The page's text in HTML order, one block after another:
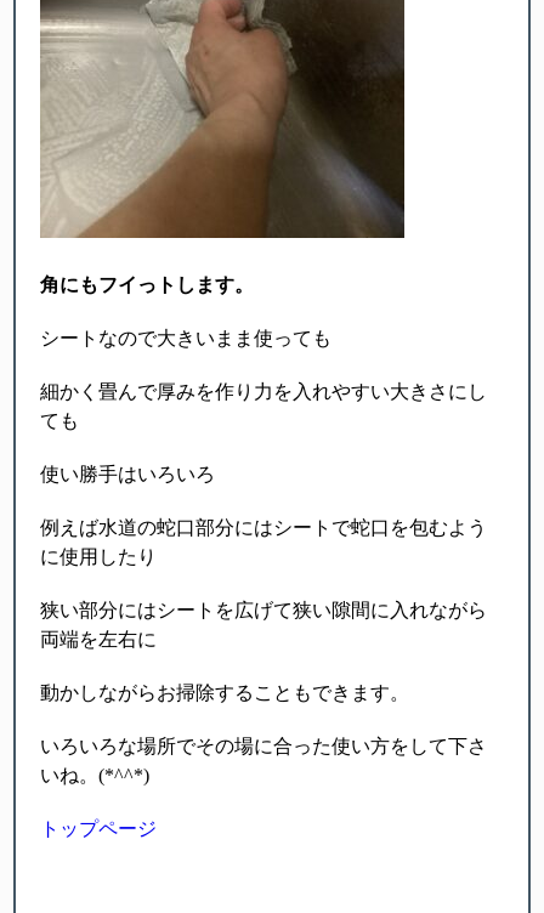
角にもフイっトします。
シートなので大きいまま使っても
細かく畳んで厚みを作り力を入れやすい大きさにし
ても
使い勝手はいろいろ
例えば水道の蛇口部分にはシートで蛇口を包むよう
に使用したり
狭い部分にはシートを広げて狭い隙間に入れながら
両端を左右に
動かしながらお掃除することもできます。
いろいろな場所でその場に合った使い方をして下さ
いね。(*^^*)
トップページ